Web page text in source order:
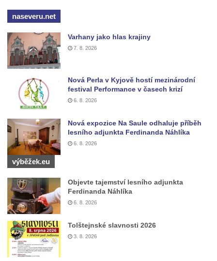
naseveru.net
Varhany jako hlas krajiny
7. 8. 2026
Nová Perla v Kyjově hostí mezinárodní
festival Performance v časech krizí
6. 8. 2026
Nová expozice Na Saule odhaluje příběh
lesního adjunkta Ferdinanda Náhlíka
6. 8. 2026
výběžek.eu
Objevte tajemství lesního adjunkta
Ferdinanda Náhlíka
6. 8. 2026
Tolštejnské slavnosti 2026
3. 8. 2026